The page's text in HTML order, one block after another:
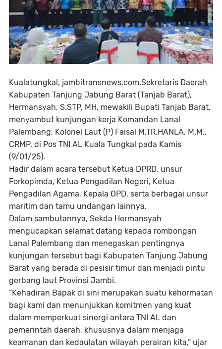
Kualatungkal, jambitransnews.com,Sekretaris Daerah
Kabupaten Tanjung Jabung Barat (Tanjab Barat),
Hermansyah, S.STP, MH, mewakili Bupati Tanjab Barat,
menyambut kunjungan kerja Komandan Lanal
Palembang, Kolonel Laut (P) Faisal M.TR.HANLA, M.M.,
CRMP, di Pos TNI AL Kuala Tungkal pada Kamis
(9/01/25).
Hadir dalam acara tersebut Ketua DPRD, unsur
Forkopimda, Ketua Pengadilan Negeri, Ketua
Pengadilan Agama, Kepala OPD, serta berbagai unsur
maritim dan tamu undangan lainnya.
Dalam sambutannya, Sekda Hermansyah
mengucapkan selamat datang kepada rombongan
Lanal Palembang dan menegaskan pentingnya
kunjungan tersebut bagi Kabupaten Tanjung Jabung
Barat yang berada di pesisir timur dan menjadi pintu
gerbang laut Provinsi Jambi.
“Kehadiran Bapak di sini merupakan suatu kehormatan
bagi kami dan menunjukkan komitmen yang kuat
dalam memperkuat sinergi antara TNI AL dan
pemerintah daerah, khususnya dalam menjaga
keamanan dan kedaulatan wilayah perairan kita,” ujar